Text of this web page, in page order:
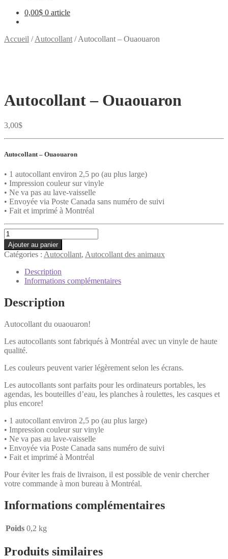
0,00$ 0 article
Accueil /Autocollant /Autocollant – Ouaouaron
Autocollant – Ouaouaron
3,00$
Autocollant – Ouaouaron
• 1 autocollant environ 2,5 po (au plus large)
• Impression couleur sur vinyle
• Ne va pas au lave-vaisselle
• Envoyée via Poste Canada sans numéro de suivi
• Fait et imprimé à Montréal
quantité
de
Autocollant
-
Ouaouaron
Ajouter au panier
Catégories : Autocollant, Autocollant des animaux
Description
Informations complémentaires
Description
Autocollant du ouaouaron!
Les autocollants sont fabriqués à Montréal avec un vinyle de haute
qualité.
Les couleurs peuvent varier légèrement selon les écrans.
Les autocollants sont parfaits pour les ordinateurs portables, les
agendas, les bouteilles d’eau, les planches à roulettes, les casques et
plus encore!
• 1 autocollant environ 2,5 po (au plus large)
• Impression couleur sur vinyle
• Ne va pas au lave-vaisselle
• Envoyée via Poste Canada sans numéro de suivi
• Fait et imprimé à Montréal
Pour éviter les frais de livraison, il est possible de venir chercher
votre commande à mon bureau à Montréal.
Informations complémentaires
Poids 0,2 kg
Produits similaires